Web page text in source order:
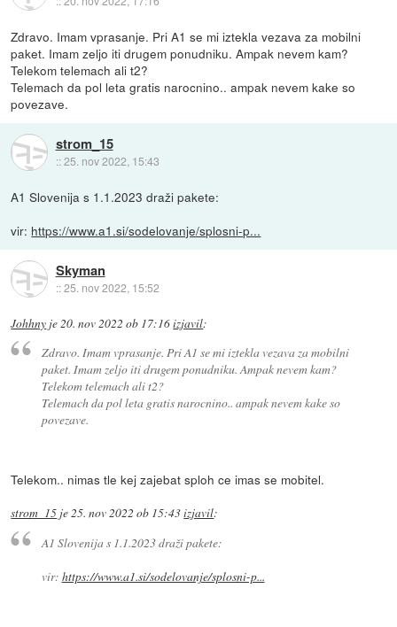
Zdravo. Imam vprasanje. Pri A1 se mi iztekla vezava za mobilni
paket. Imam zeljo iti drugem ponudniku. Ampak nevem kam?
Telekom telemach ali t2?
Telemach da pol leta gratis narocnino.. ampak nevem kake so
povezave.
strom_15
::25. nov 2022, 15:43
A1 Slovenija s 1.1.2023 draži pakete:
vir: https://www.a1.si/sodelovanje/splosni-p...
Skyman
::25. nov 2022, 15:52
Johhny je 20. nov 2022 ob 17:16izjavil:
Zdravo. Imam vprasanje. Pri A1 se mi iztekla vezava za mobilni
paket. Imam zeljo iti drugem ponudniku. Ampak nevem kam?
Telekom telemach ali t2?
Telemach da pol leta gratis narocnino.. ampak nevem kake so
povezave.
Telekom.. nimas tle kej zajebat sploh ce imas se mobitel.
strom_15 je25. nov 2022 ob 15:43izjavil:
A1 Slovenija s 1.1.2023 draži pakete:
vir: https://www.a1.si/sodelovanje/splosni-p...